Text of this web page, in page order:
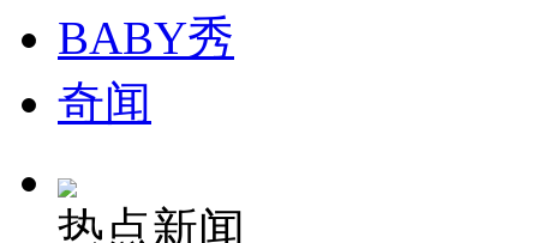
司机酒驾遇交警 急速倒车逃窜
BABY秀
奇闻
热点新闻